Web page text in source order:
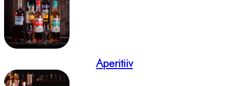
Aperitiiv